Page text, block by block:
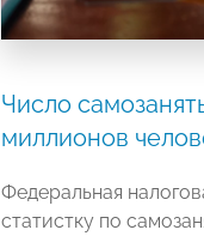
Число
миллионов
Федеральная
статистку по